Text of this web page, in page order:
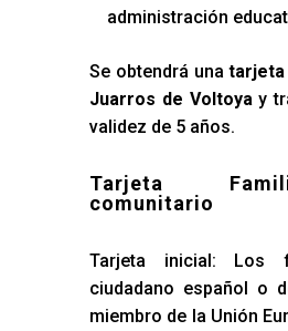
administración
Se obtendrá unatarjeta
Juarros de Voltoya y
validez de 5 años.
Tarjeta
comunitario
Tarjeta inicial: Los
ciudadano español o
miembro de la Unión